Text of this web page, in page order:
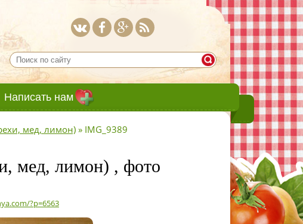
Написать нам
мед, лимон)» IMG_9389
мед, лимон) , фото
?p=6563